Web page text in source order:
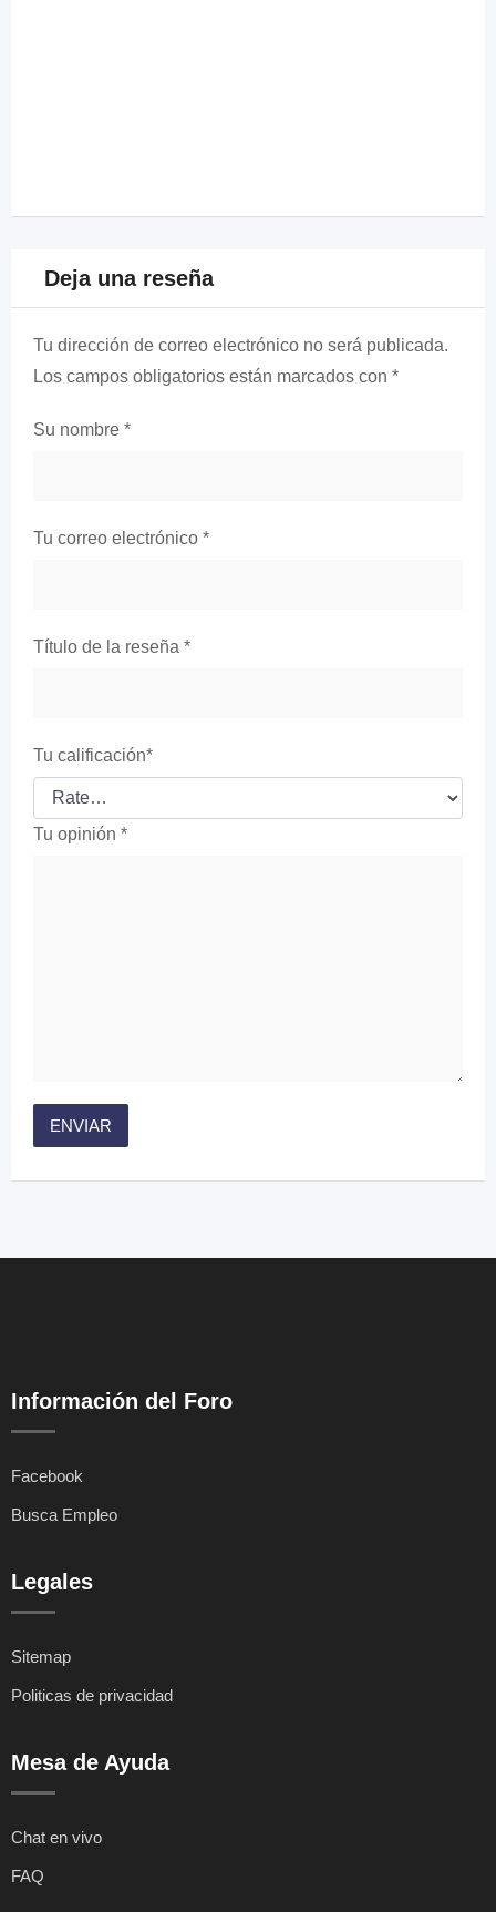
Deja una reseña
Tu dirección de correo electrónico no será publicada.
Los campos obligatorios están marcados con *
Su nombre *
Tu correo electrónico *
Título de la reseña *
Tu calificación*
Tu opinión *
Información del Foro
Facebook
Busca Empleo
Legales
Sitemap
Politicas de privacidad
Mesa de Ayuda
Chat en vivo
FAQ